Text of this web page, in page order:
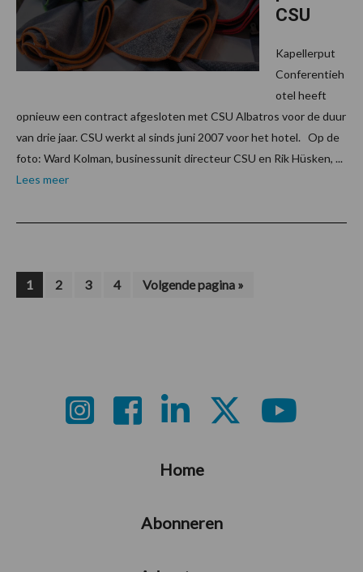
CSU
Kapellerput
Conferentieh
otel heeft
opnieuw een contract afgesloten met CSU Albatros voor de duur
van drie jaar. CSU werkt al sinds juni 2007 voor het hotel. Op de
foto: Ward Kolman, businessunit directeur CSU en Rik Hüsken, ...
Lees meer
Pagina
1 Pagina
2 Pagina
3 Pagina
4
Ga
naar
Volgende pagina »
Footer
Home
Abonneren